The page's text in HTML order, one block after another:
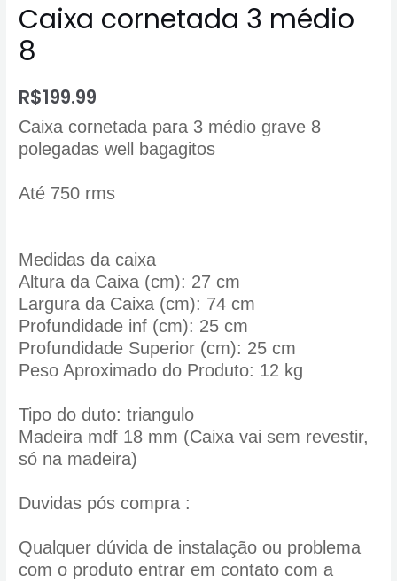
Caixa cornetada 3 médio
8
R$199.99
Caixa cornetada para 3 médio grave 8
polegadas well bagagitos
Até 750 rms
Medidas da caixa
Altura da Caixa (cm): 27 cm
Largura da Caixa (cm): 74 cm
Profundidade inf (cm): 25 cm
Profundidade Superior (cm): 25 cm
Peso Aproximado do Produto: 12 kg
Tipo do duto: triangulo
Madeira mdf 18 mm (Caixa vai sem revestir,
só na madeira)
Duvidas pós compra :
Qualquer dúvida de instalação ou problema
com o produto entrar em contato com a